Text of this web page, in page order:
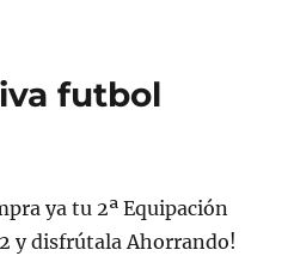
futbol
ya tu 2ª Equipación
y disfrútala Ahorrando!